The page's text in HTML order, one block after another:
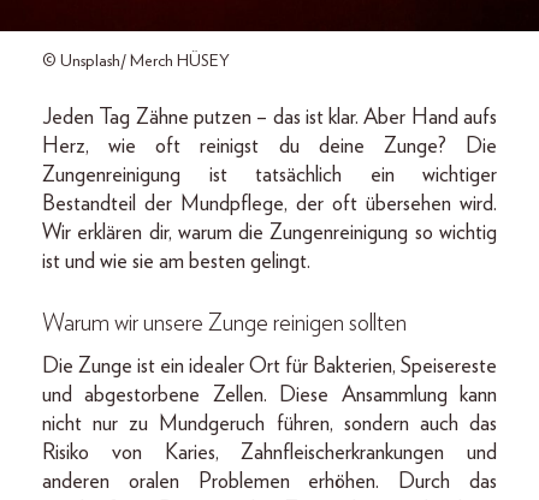
© Unsplash/ Merch HÜSEY
Jeden Tag Zähne putzen – das ist klar. Aber Hand aufs
Herz, wie oft reinigst du deine Zunge? Die
Zungenreinigung ist tatsächlich ein wichtiger
Bestandteil der Mundpflege, der oft übersehen wird.
Wir erklären dir, warum die Zungenreinigung so wichtig
ist und wie sie am besten gelingt.
Warum wir unsere Zunge reinigen sollten
Die Zunge ist ein idealer Ort für Bakterien, Speisereste
und abgestorbene Zellen. Diese Ansammlung kann
nicht nur zu Mundgeruch führen, sondern auch das
Risiko von Karies, Zahnfleischerkrankungen und
anderen oralen Problemen erhöhen. Durch das